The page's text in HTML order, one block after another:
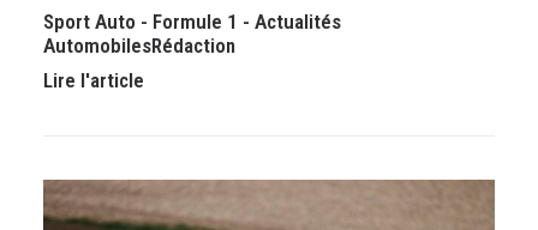
Sport Auto - Formule 1 - Actualités
AutomobilesRédaction
Lire l'article